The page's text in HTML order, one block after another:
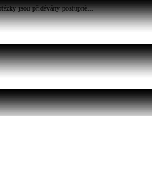
jsou přidávány postupně...